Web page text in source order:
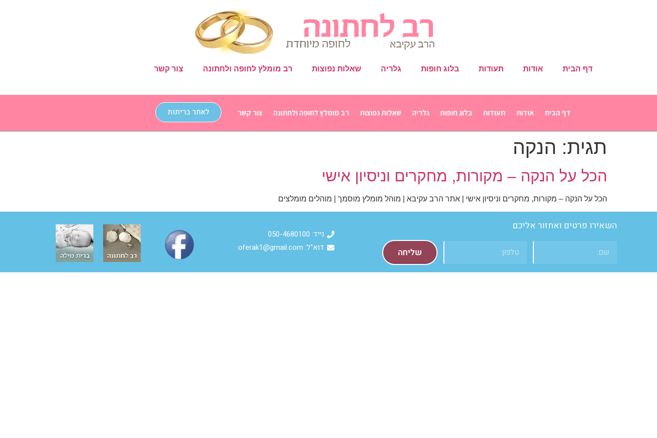
דף הבית אודות תעודות בלוג חופות גלריה שאלות נפוצות רב מומלץ לחופה ולחתונה צור קשר
דף הבית אודות תעודות בלוג חופות גלריה שאלות נפוצות רב מומלץ לחופה ולחתונה צור קשר לאתר בריתות
תגית: הנקה
הכל על הנקה – מקורות, מחקרים וניסיון אישי
הכל על הנקה – מקורות, מחקרים וניסיון אישי | אתר הרב עקיבא | מוהל מומלץ מוסמך | מוהלים מומלצים
השאירו פרטים ואחזור אליכם
שליחה
נייד: 050-4680100
דוא"ל: oferak1@gmail.com